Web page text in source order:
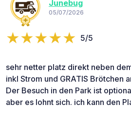
Junebug
05/07/2026
5/5
sehr netter platz direkt neben
inkl Strom und GRATIS Brötchen
Der Besuch in den Park ist
aber es lohnt sich. ich kann den